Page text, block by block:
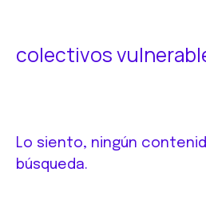
colectivos
Lo siento, ningún
búsqueda.